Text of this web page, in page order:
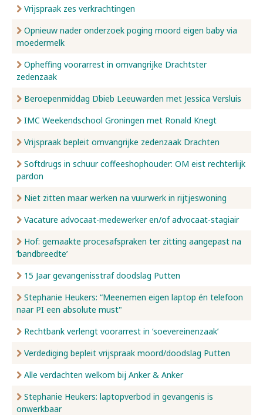
Vrijspraak zes verkrachtingen
Opnieuw nader onderzoek poging moord eigen baby via
moedermelk
Opheffing voorarrest in omvangrijke Drachtster
zedenzaak
Beroepenmiddag Dbieb Leeuwarden met Jessica Versluis
IMC Weekendschool Groningen met Ronald Knegt
Vrijspraak bepleit omvangrijke zedenzaak Drachten
Softdrugs in schuur coffeeshophouder: OM eist rechterlijk
pardon
Niet zitten maar werken na vuurwerk in rijtjeswoning
Vacature advocaat-medewerker en/of advocaat-stagiair
Hof: gemaakte procesafspraken ter zitting aangepast na
‘bandbreedte’
15 Jaar gevangenisstraf doodslag Putten
Stephanie Heukers: “Meenemen eigen laptop én telefoon
naar PI een absolute must"
Rechtbank verlengt voorarrest in ‘soevereinenzaak’
Verdediging bepleit vrijspraak moord/doodslag Putten
Alle verdachten welkom bij Anker & Anker
Stephanie Heukers: laptopverbod in gevangenis is
onwerkbaar